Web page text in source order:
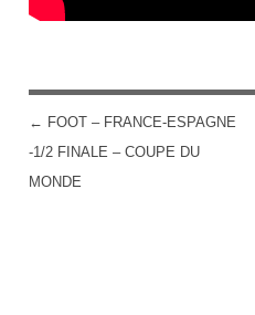
POST
← FOOT – FRANCE-ESPAGNE
-1/2 FINALE – COUPE DU
MONDE